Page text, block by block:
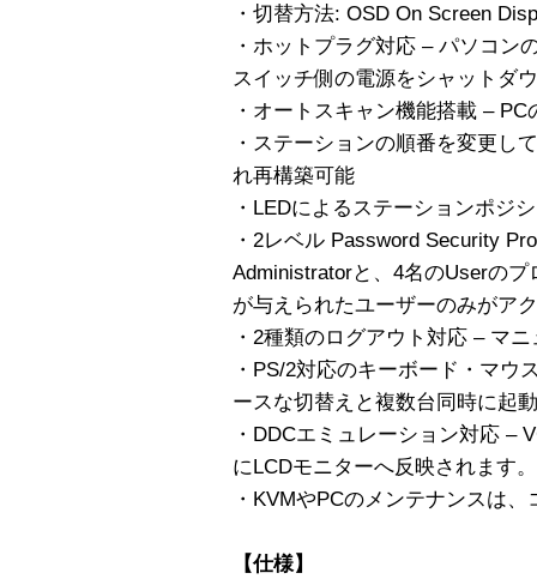
・切替方法: OSD On Screen
・ホットプラグ対応 – パソコン
スイッチ側の電源をシャットダ
・オートスキャン機能搭載 –
・ステーションの順番を変更し
れ再構築可能
・LEDによるステーションポジ
・2レベル Password Security
Administratorと、4名のUserの
が与えられたユーザーのみがア
・2種類のログアウト対応 – マ
・PS/2対応のキーボード・マウ
ースな切替えと複数台同時に起
・DDCエミュレーション対応 –
にLCDモニターへ反映されます。
・KVMやPCのメンテナンスは
【仕様】